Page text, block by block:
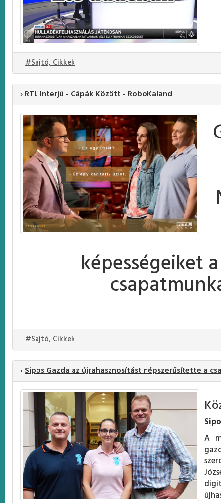
#Sajtó, Cikkek
›RTL Interjú - Cápák Között - RoboKaland
képességeiket
#Sajtó, Cikkek
›Sipos Gazda az újrahasznosítást népszerűsítette a
A